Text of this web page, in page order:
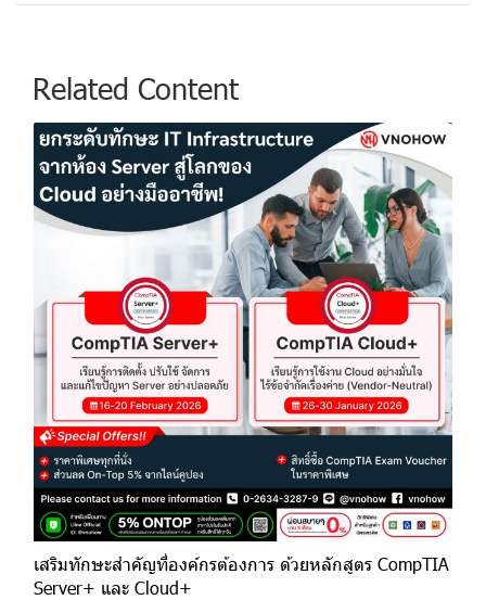
Related Content
เสริมทักษะสำคัญที่องค์กรต้องการ ด้วยหลักสูตร CompTIA
Server+ และ Cloud+